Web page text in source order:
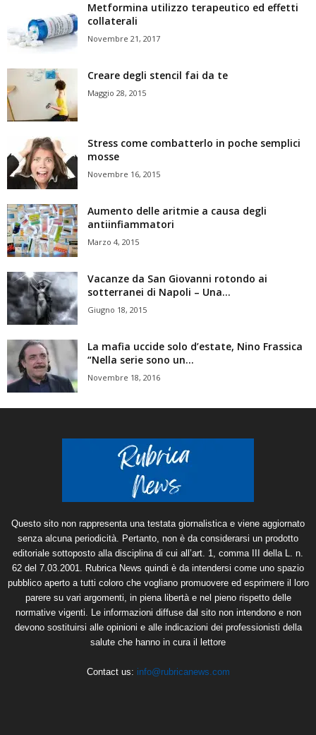
Metformina utilizzo terapeutico ed effetti
collaterali
Novembre 21, 2017
Creare degli stencil fai da te
Maggio 28, 2015
Stress come combatterlo in poche semplici
mosse
Novembre 16, 2015
Aumento delle aritmie a causa degli
antiinfiammatori
Marzo 4, 2015
Vacanze da San Giovanni rotondo ai
sotterranei di Napoli – Una...
Giugno 18, 2015
La mafia uccide solo d’estate, Nino Frassica
“Nella serie sono un...
Novembre 18, 2016
Questo sito non rappresenta una testata giornalistica e viene aggiornato
senza alcuna periodicità. Pertanto, non è da considerarsi un prodotto
editoriale sottoposto alla disciplina di cui all’art. 1, comma III della L. n.
62 del 7.03.2001. Rubrica News quindi è da intendersi come uno spazio
pubblico aperto a tutti coloro che vogliano promuovere ed esprimere il loro
parere su vari argomenti, in piena libertà e nel pieno rispetto delle
normative vigenti. Le informazioni diffuse dal sito non intendono e non
devono sostituirsi alle opinioni e alle indicazioni dei professionisti della
salute che hanno in cura il lettore
Contact us: info@rubricanews.com